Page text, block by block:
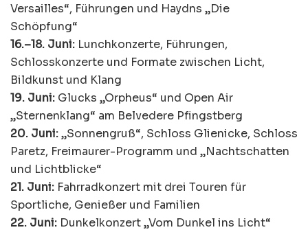
Versailles“, Führungen und Haydns „Die
Schöpfung“
16.–18. Juni: Lunchkonzerte, Führungen,
Schlosskonzerte und Formate zwischen Licht,
Bildkunst und Klang
19. Juni: Glucks „Orpheus“ und Open Air
„Sternenklang“ am Belvedere Pfingstberg
20. Juni:„Sonnengruß“, Schloss Glienicke, Schloss
Paretz, Freimaurer-Programm und „Nachtschatten
und Lichtblicke“
21. Juni: Fahrradkonzert mit drei Touren für
Sportliche, Genießer und Familien
22. Juni: Dunkelkonzert „Vom Dunkel ins Licht“